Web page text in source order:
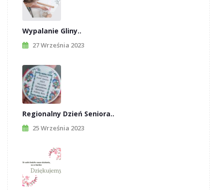
Wypalanie Gliny..
27 Września 2023
Regionalny Dzień Seniora..
25 Września 2023